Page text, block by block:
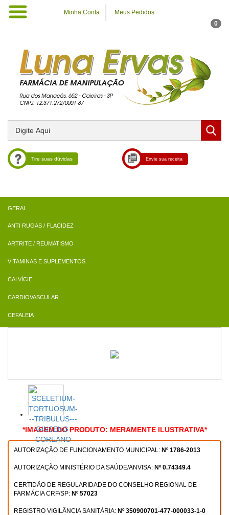
Minha Conta
Meus Pedidos
0
Tire suas dúvidas Envie sua receita
ANTI RUGAS / FLACIDEZ
ARTRITE / REUMATISMO
VITAMINAS E SUPLEMENTOS
CALVÍCIE
CARDIOVASCULAR
CEFALEIA
*IMAGEM DO PRODUTO: MERAMENTE ILUSTRATIVA*
AUTORIZAÇÃO DE FUNCIONAMENTO MUNICIPAL: Nº 1786-2013
AUTORIZAÇÃO MINISTÉRIO DA SAÚDE/ANVISA: Nº 0.74349.4
CERTIDÃO DE REGULARIDADE DO CONSELHO REGIONAL DE
FARMÁCIA CRF/SP: Nº 57023
REGISTRO VIGILÂNCIA SANITÁRIA: Nº 350900701-477-000033-1-0